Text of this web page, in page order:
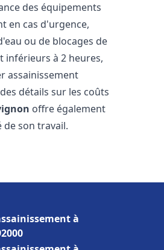
des équipements
en cas d'urgence,
ou de blocages de
inférieurs à 2 heures,
assainissement
détails sur les coûts
offre également
de son travail.
à